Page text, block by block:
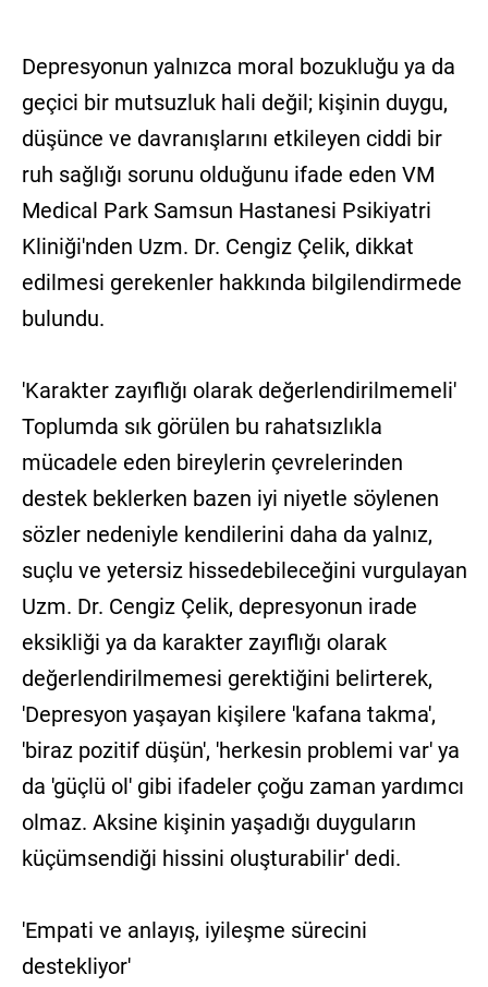
Depresyonun yalnızca moral bozukluğu ya da
geçici bir mutsuzluk hali değil; kişinin duygu,
düşünce ve davranışlarını etkileyen ciddi bir
ruh sağlığı sorunu olduğunu ifade eden VM
Medical Park Samsun Hastanesi Psikiyatri
Kliniği'nden Uzm. Dr. Cengiz Çelik, dikkat
edilmesi gerekenler hakkında bilgilendirmede
bulundu.
'Karakter zayıflığı olarak değerlendirilmemeli'
Toplumda sık görülen bu rahatsızlıkla
mücadele eden bireylerin çevrelerinden
destek beklerken bazen iyi niyetle söylenen
sözler nedeniyle kendilerini daha da yalnız,
suçlu ve yetersiz hissedebileceğini vurgulayan
Uzm. Dr. Cengiz Çelik, depresyonun irade
eksikliği ya da karakter zayıflığı olarak
değerlendirilmemesi gerektiğini belirterek,
'Depresyon yaşayan kişilere 'kafana takma',
'biraz pozitif düşün', 'herkesin problemi var' ya
da 'güçlü ol' gibi ifadeler çoğu zaman yardımcı
olmaz. Aksine kişinin yaşadığı duyguların
küçümsendiği hissini oluşturabilir' dedi.
'Empati ve anlayış, iyileşme sürecini
destekliyor'